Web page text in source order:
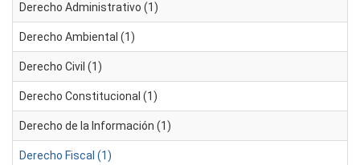
Derecho Administrativo (1)
Derecho Ambiental (1)
Derecho Civil (1)
Derecho Constitucional (1)
Derecho de la Información (1)
Derecho Fiscal (1)